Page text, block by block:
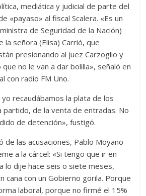
mediática y judicial de parte del
«payaso» al fiscal Scalera. «Es un
de Seguridad de la Nación)
la señora (Elisa) Carrió, que
presionando al juez Carzoglio y
que no le van a dar bolilla», señaló en
con radio FM Uno.
recaudábamos la plata de los
partido, de la venta de entradas. No
de detención», fustigó.
de las acusaciones, Pablo Moyano
a la cárcel: «Si tengo que ir en
lo dije hace seis o siete meses,
cana con un Gobierno gorila. Porque
laboral, porque no firmé el 15%